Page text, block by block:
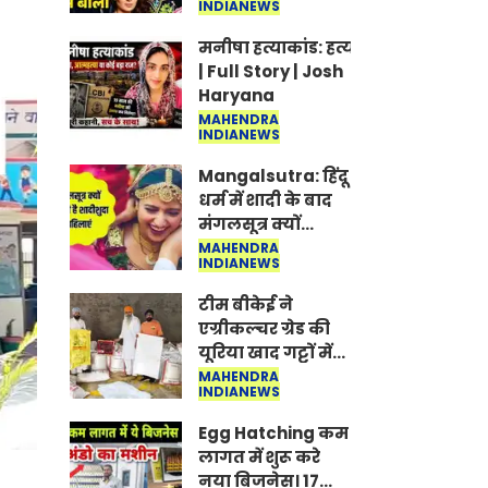
Jantar-Mantar |
CJP protest
INDIANEWS
मनीषा हत्याकांड: हत्या, आत्महत्या या
| Full Story | Josh
Haryana
MAHENDRA
INDIANEWS
Mangalsutra: हिंदू
धर्म में शादी के बाद
मंगलसूत्र क्यों
पहनती है महिलाएं,
किसने शुरु की ये
परंपरा
MAHENDRA
INDIANEWS
टीम बीकेई ने
एग्रीकल्चर ग्रेड की
यूरिया खाद गट्टों में
बदलकर टेक्निकल
ग्रेड में बेचने वालों पर
करवाई कार्रवाई:
लखविंदर सिंह
औलख
MAHENDRA
INDIANEWS
Egg Hatching कम
लागत में शुरू करे
नया बिजनेस। 17